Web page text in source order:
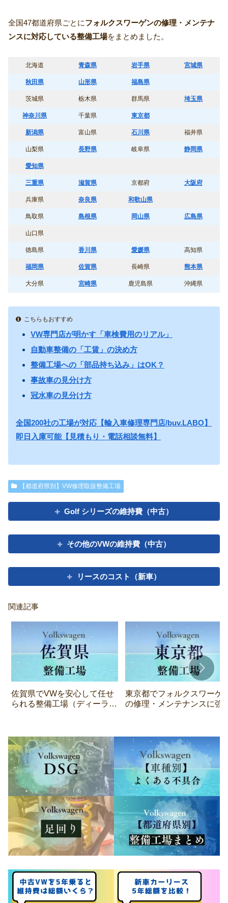
全国47都道府県ごとにフォルクスワーゲンの修理・メンテナ
ンスに対応している整備工場をまとめました。
北海道 青森県 岩手県 宮城県
秋田県 山形県 福島県
茨城県 栃木県 群馬県 埼玉県
神奈川県 千葉県 東京都
新潟県 富山県 石川県 福井県
山梨県 長野県 岐阜県 静岡県
愛知県
三重県 滋賀県 京都府 大阪府
兵庫県 奈良県 和歌山県
鳥取県 島根県 岡山県 広島県
山口県
徳島県 香川県 愛媛県 高知県
福岡県 佐賀県 長崎県 熊本県
大分県 宮崎県 鹿児島県 沖縄県
こちらもおすすめ
VW専門店が明かす「車検費用のリアル」
自動車整備の「工賃」の決め方
整備工場への「部品持ち込み」はOK？
事故車の見分け方
冠水車の見分け方
全国200社の工場が対応【輸入車修理専門店/buv.LABO】
即日入庫可能【見積もり・電話相談無料】
【都道府県別】VW修理取扱整備工場
Golf シリーズの維持費（中古）
その他のVWの維持費（中古）
リースのコスト（新車）
関連記事
佐賀県でVWを安心して任せ
られる整備工場（ディーラー
東京都でフォルクスワーゲ
の修理・メンテナンスに強